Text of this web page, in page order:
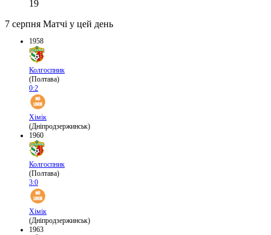
19
7 серпня Матчі у цей день
1958
Колгоспник
(Полтава)
0:2
Хімік
(Дніпродзержинськ)
1960
Колгоспник
(Полтава)
3:0
Хімік
(Дніпродзержинськ)
1963